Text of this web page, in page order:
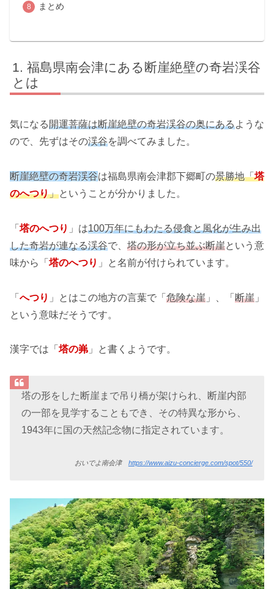
まとめ
福島県南会津にある断崖絶壁の奇岩渓谷
とは
気になる開運菩薩は断崖絶壁の奇岩渓谷の奥にあるような
ので、先ずはその渓谷を調べてみました。
断崖絶壁の奇岩渓谷は福島県南会津郡下郷町の景勝地「塔
のへつり」ということが分かりました。
「 塔のへつり 」は100万年にもわたる侵食と風化が生み出
した奇岩が連なる渓谷で、 塔の形が立ち並ぶ断崖という意
味から「 塔のへつり 」と名前が付けられています。
「 へつり 」とはこの地方の言葉で「 危険な崖 」、「 断崖 」
という意味だそうです。
漢字では「 塔の岪 」と書くようです。
塔の形をした断崖まで吊り橋が架けられ、断崖内部
の一部を見学することもでき、その特異な形から、
1943年に国の天然記念物に指定されています。
おいでよ南会津 https://www.aizu-concierge.com/spot/550/